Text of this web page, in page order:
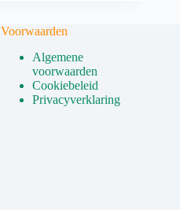
Voorwaarden
Algemene
voorwaarden
Cookiebeleid
Privacyverklaring